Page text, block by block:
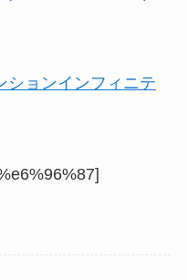
ションインフィニテ